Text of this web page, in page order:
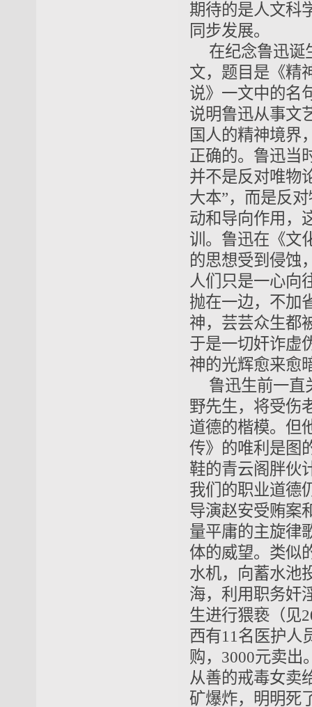
期待的是人文科
同步发展。
在纪念鲁迅诞
文，题目是《精
说》一文中的名
说明鲁迅从事文
国人的精神境界
正确的。鲁迅当
并不是反对唯物
大本”，而是反
动和导向作用，
训。鲁迅在《文
的思想受到侵蚀
人们只是一心向
抛在一边，不加
神，芸芸众生都
于是一切奸诈虚
神的光辉愈来愈
鲁迅生前一直
野先生，将受伤
道德的楷模。但
传》的唯利是图
鞋的青云阁胖伙
我们的职业道德
导演赵安受贿案
量平庸的主旋律
体的威望。类似
水机，向蓄水池
海，利用职务奸
生进行猥亵（见
西有11名医护人
购，3000元卖出
从善的戒毒女卖
矿爆炸，明明死